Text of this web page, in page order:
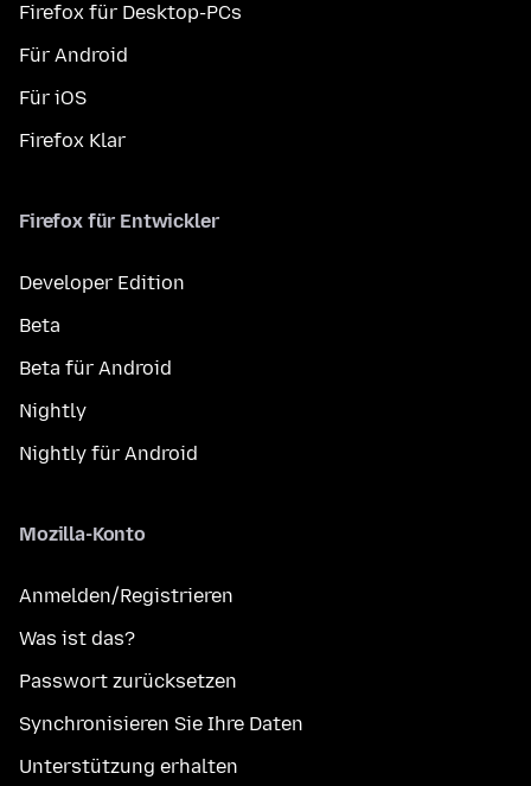
Firefox für Desktop-PCs
Für Android
Für iOS
Firefox Klar
Firefox für Entwickler
Developer Edition
Beta
Beta für Android
Nightly
Nightly für Android
Mozilla-Konto
Anmelden/Registrieren
Was ist das?
Passwort zurücksetzen
Synchronisieren Sie Ihre Daten
Unterstützung erhalten